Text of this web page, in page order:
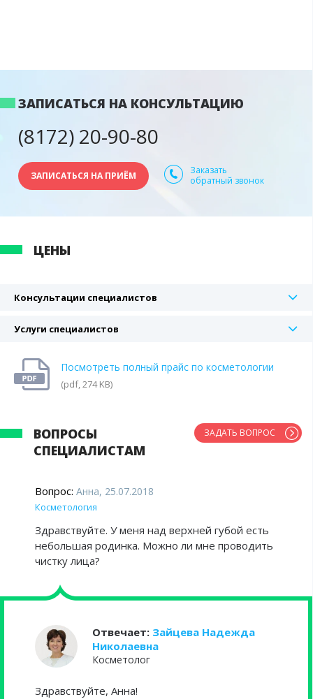
ЗАПИСАТЬСЯ НА КОНСУЛЬТАЦИЮ
(8172) 20-90-80
ЗАПИСАТЬСЯ НА ПРИЁМ
Заказать
обратный звонок
ЦЕНЫ
Консультации специалистов
Услуги специалистов
Посмотреть полный прайс по косметологии
(pdf, 274 KB)
ВОПРОСЫ
СПЕЦИАЛИСТАМ
ЗАДАТЬ ВОПРОС
Вопрос: Анна, 25.07.2018
Косметология
Здравствуйте. У меня над верхней губой есть
небольшая родинка. Можно ли мне проводить
чистку лица?
Отвечает: Зайцева Надежда
Николаевна
Косметолог
Здравствуйте, Анна!